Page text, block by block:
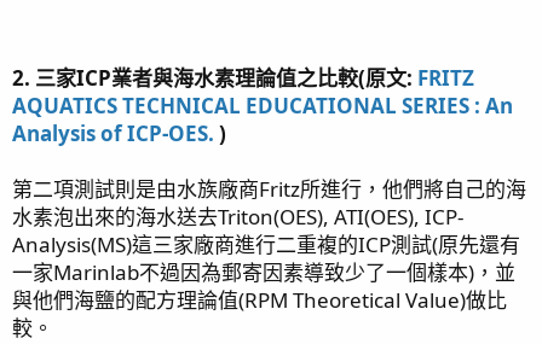
2. 三家ICP業者與海水素理論值之比較(原文: FRITZ
AQUATICS TECHNICAL EDUCATIONAL SERIES : An
Analysis of ICP-OES. )
第二項測試則是由水族廠商Fritz所進行，他們將自己的海
水素泡出來的海水送去Triton(OES), ATI(OES), ICP-
Analysis(MS)這三家廠商進行二重複的ICP測試(原先還有
一家Marinlab不過因為郵寄因素導致少了一個樣本)，並
與他們海鹽的配方理論值(RPM Theoretical Value)做比
較。